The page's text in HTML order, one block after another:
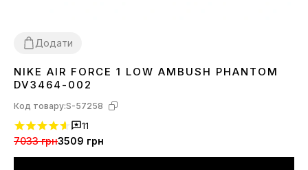
Додати
3639 40 41 42434445
NIKE AIR FORCE 1 LOW AMBUSH PHANTOM
DV3464-002
Код товару:S-57258
11
7033 грн3509 грн